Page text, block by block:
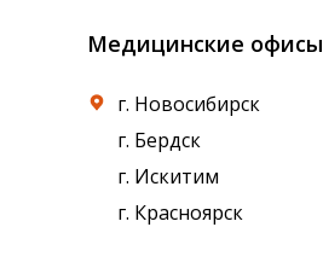
Медицинские офисы
г. Новосибирск
г. Бердск
г. Искитим
г. Красноярск